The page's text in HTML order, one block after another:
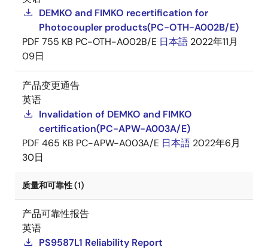
DEMKO and FIMKO recertification for
Photocoupler products(PC-OTH-A002B/E)
PDF 755 KB PC-OTH-A002B/E 日本語 2022年11月
09日
产品变更通告
英语
Invalidation of DEMKO and FIMKO
certification(PC-APW-A003A/E)
PDF 465 KB PC-APW-A003A/E 日本語 2022年6月
30日
质量和可靠性 (1)
产品可靠性报告
英语
PS9587L1 Reliability Report